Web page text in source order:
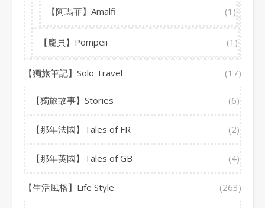
【阿瑪菲】Amalfi (1)
【龐貝】Pompeii (1)
【獨旅筆記】Solo Travel (17)
【獨旅故事】Stories (6)
【那年法國】Tales of FR (2)
【那年英國】Tales of GB (4)
【生活風格】Life Style (263)